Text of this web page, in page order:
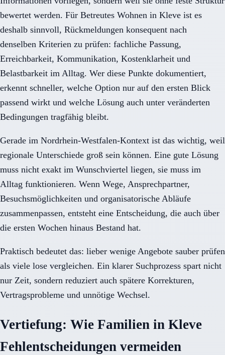
bewertet werden. Für Betreutes Wohnen in Kleve ist es
deshalb sinnvoll, Rückmeldungen konsequent nach
denselben Kriterien zu prüfen: fachliche Passung,
Erreichbarkeit, Kommunikation, Kostenklarheit und
Belastbarkeit im Alltag. Wer diese Punkte dokumentiert,
erkennt schneller, welche Option nur auf den ersten Blick
passend wirkt und welche Lösung auch unter veränderten
Bedingungen tragfähig bleibt.
Gerade im Nordrhein-Westfalen-Kontext ist das wichtig, weil
regionale Unterschiede groß sein können. Eine gute Lösung
muss nicht exakt im Wunschviertel liegen, sie muss im
Alltag funktionieren. Wenn Wege, Ansprechpartner,
Besuchsmöglichkeiten und organisatorische Abläufe
zusammenpassen, entsteht eine Entscheidung, die auch über
die ersten Wochen hinaus Bestand hat.
Praktisch bedeutet das: lieber wenige Angebote sauber prüfen
als viele lose vergleichen. Ein klarer Suchprozess spart nicht
nur Zeit, sondern reduziert auch spätere Korrekturen,
Vertragsprobleme und unnötige Wechsel.
Vertiefung: Wie Familien in Kleve
Fehlentscheidungen vermeiden